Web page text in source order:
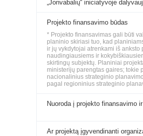
„Jonvabalių“ iniciatyvoje
Projekto finansavimo būdas
* Projekto finansavimas gali būti
planinio skiriasi tuo, kad
ir jų vykdytojai atrenkami iš
naudingiausiems ir
skirtingų subjektų. Planiniai
ministerijų parengtas gaires; tokie
nacionalinius strateginio
pagal regioninius strateginio
Nuoroda į projekto finansavimo
Ar projektą įgyvendinanti